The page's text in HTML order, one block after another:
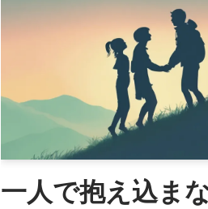
一人で抱え込ま